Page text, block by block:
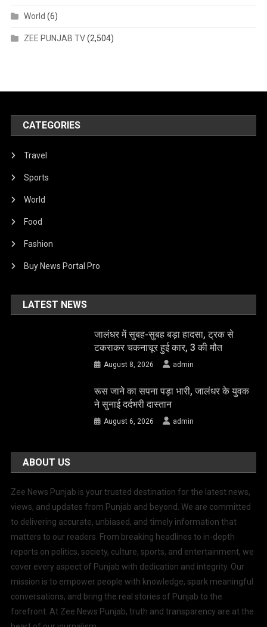
World (6)
ZEE PUNJAB TV(2,504)
CATEGORIES
Travel
Sports
World
Food
Fashion
Buy News Portal Pro
LATEST NEWS
जालंधर में सुबह-सुबह बड़ा हादसा, ट्रक से
टकराकर चकनाचूर हुई कार, 3 की मौत
August 8, 2026 admin
रूस जाने का सपना पड़ा भारी, जालंधर के युवक
ने सुनाई दर्दभरी दास्तान
August 6, 2026 admin
ABOUT US
Zee News Punjab is your trusted destination for the latest news,
views, and updates from Punjab and beyond. We are committed
to delivering accurate, unbiased, and timely information that
matters to our readers. From breaking headlines to in-depth
reports on politics, society, culture, sports, and entertainment, we
cover every aspect of Punjab with dedication and integrity. Our
mission is to empower people with knowledge, spark meaningful
conversations, and bring the real stories of Punjab to the
forefront. At Zee News Punjab, truth and transparency are at the